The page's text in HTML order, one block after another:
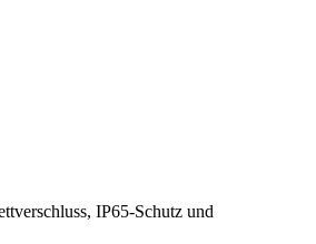
IP65-Schutz und